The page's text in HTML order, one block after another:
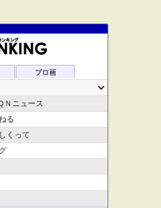
ブロ画
Ｎニュース
る
くって